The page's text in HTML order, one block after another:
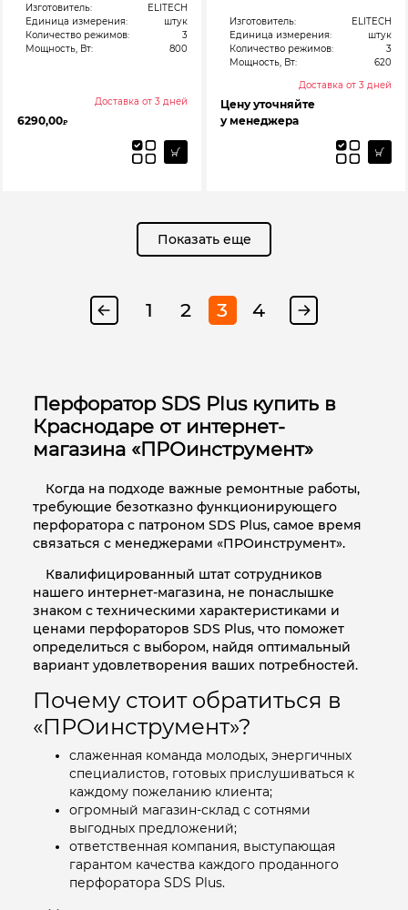
Изготовитель:
ELITECH
Единица измерения:
штук
Количество режимов:
3
Мощность, Вт:
800
Доставка от 3 дней
6290,00₽
Изготовитель:
ELITECH
Единица измерения:
штук
Количество режимов:
3
Мощность, Вт:
620
Доставка от 3 дней
Цену уточняйте
у менеджера
Показать еще
1 2 3 4
Перфоратор SDS Plus купить в
Краснодаре от интернет-
магазина «ПРОинструмент»
Когда на подходе важные ремонтные работы,
требующие безотказно функционирующего
перфоратора с патроном SDS Plus, самое время
связаться с менеджерами «ПРОинструмент».
Квалифицированный штат сотрудников
нашего интернет-магазина, не понаслышке
знаком с техническими характеристиками и
ценами перфораторов SDS Plus, что поможет
определиться с выбором, найдя оптимальный
вариант удовлетворения ваших потребностей.
Почему стоит обратиться в
«ПРОинструмент»?
слаженная команда молодых, энергичных
специалистов, готовых прислушиваться к
каждому пожеланию клиента;
огромный магазин-склад с сотнями
выгодных предложений;
ответственная компания, выступающая
гарантом качества каждого проданного
перфоратора SDS Plus.